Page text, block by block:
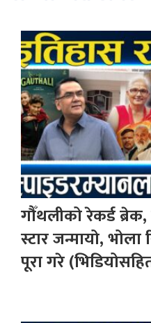
गौँथलीको रेकर्ड
स्टार जन्मायो,
पूरा गरे